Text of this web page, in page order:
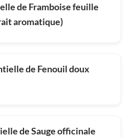
de Framboise feuille
aromatique)
de Fenouil doux
de Sauge officinale